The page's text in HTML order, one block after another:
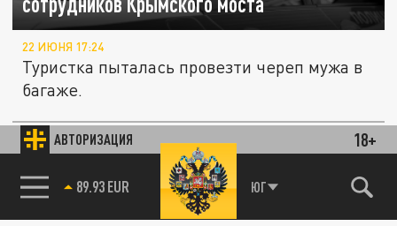
АВТОРИЗАЦИЯ 18+
85.64 BRENT ЮГ
22 ИЮНЯ 17:24
Туристка пыталась провезти череп мужа в
багаже.
ПРОИСШЕСТВИЯ